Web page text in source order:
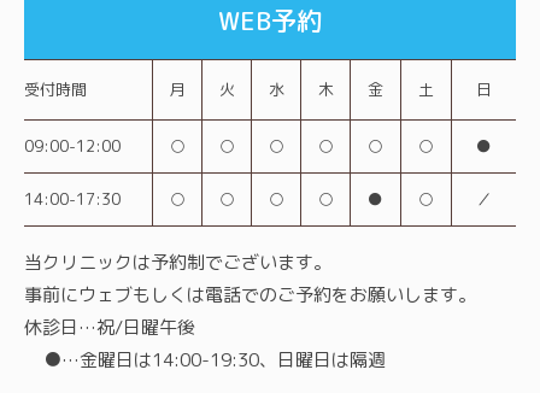
WEB予約
受付時間 月 火 水 木 金 土 日
09:00-12:00 ○ ○ ○ ○ ○ ○ ●
14:00-17:30 ○ ○ ○ ○ ● ○ ／
当クリニックは予約制でございます。
事前にウェブもしくは電話でのご予約をお願いします。
休診日…祝/日曜午後
●…金曜日は14:00-19:30、日曜日は隔週